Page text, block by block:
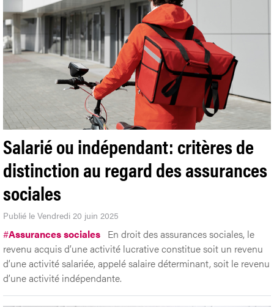
Salarié ou indépendant: critères de
distinction au regard des assurances
sociales
Publié le Vendredi 20 juin 2025
#Assurances sociales En droit des assurances sociales, le
revenu acquis d’une activité lucrative constitue soit un revenu
d’une activité salariée, appelé salaire déterminant, soit le revenu
d’une activité indépendante.